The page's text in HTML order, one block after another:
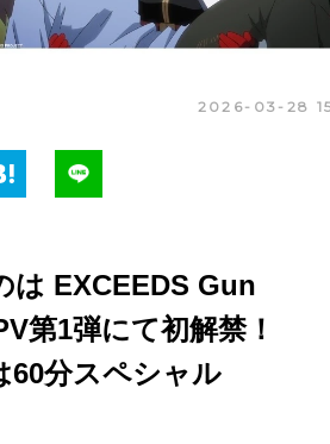
2026-03-28
は EXCEEDS Gun
第1弾にて初解禁！
60分スペシャル